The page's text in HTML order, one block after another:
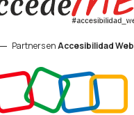
Partners enAccesibilidad Web